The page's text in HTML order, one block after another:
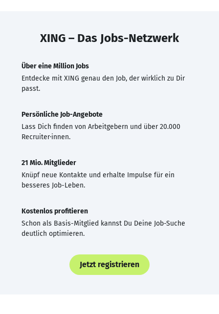
XING – Das Jobs-Netzwerk
Über eine Million Jobs
Entdecke mit XING genau den Job, der wirklich zu Dir
passt.
Persönliche Job-Angebote
Lass Dich finden von Arbeitgebern und über 20.000
Recruiter·innen.
21 Mio. Mitglieder
Knüpf neue Kontakte und erhalte Impulse für ein
besseres Job-Leben.
Kostenlos profitieren
Schon als Basis-Mitglied kannst Du Deine Job-Suche
deutlich optimieren.
Jetzt registrieren